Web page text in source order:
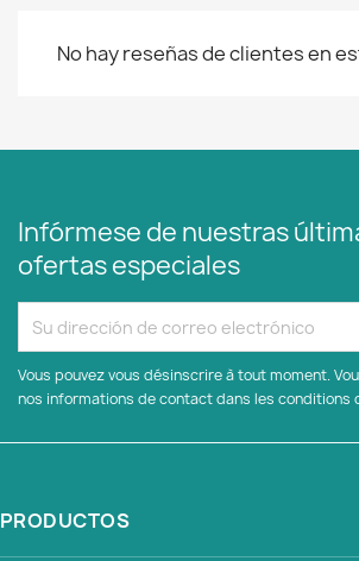
No hay reseñas de clientes en
Infórmese de nuestras
ofertas especiales
Vous pouvez vous désinscrire à tout moment.
nos informations de contact dans les conditions
PRODUCTOS